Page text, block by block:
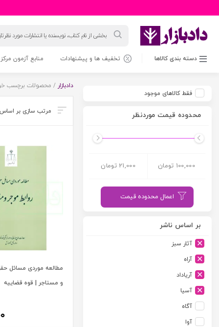
محصولات
دسته بندی کالاها تخفیف ها و پیشنهادات منابع آزمون
فقط کالاهای موجود
محدوده قیمت موردنظر
21,000 تومان 100,000 تومان
اعمال محدوده قیمت
بر اساس ناشر
آثار سبز
آراه
آریاداد
آسیا
آگاه
آوا
دادبازار / محصولات برچسب
مطالعه موردی مسائل
و مستاجر | قوه قضاییه